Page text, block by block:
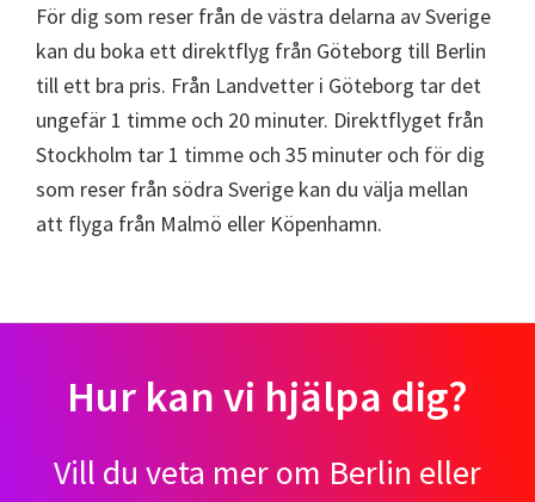
För dig som reser från de västra delarna av Sverige
kan du boka ett direktflyg från Göteborg till Berlin
till ett bra pris. Från Landvetter i Göteborg tar det
ungefär 1 timme och 20 minuter. Direktflyget från
Stockholm tar 1 timme och 35 minuter och för dig
som reser från södra Sverige kan du välja mellan
att flyga från Malmö eller Köpenhamn.
Hur kan vi hjälpa dig?
Vill du veta mer om Berlin eller